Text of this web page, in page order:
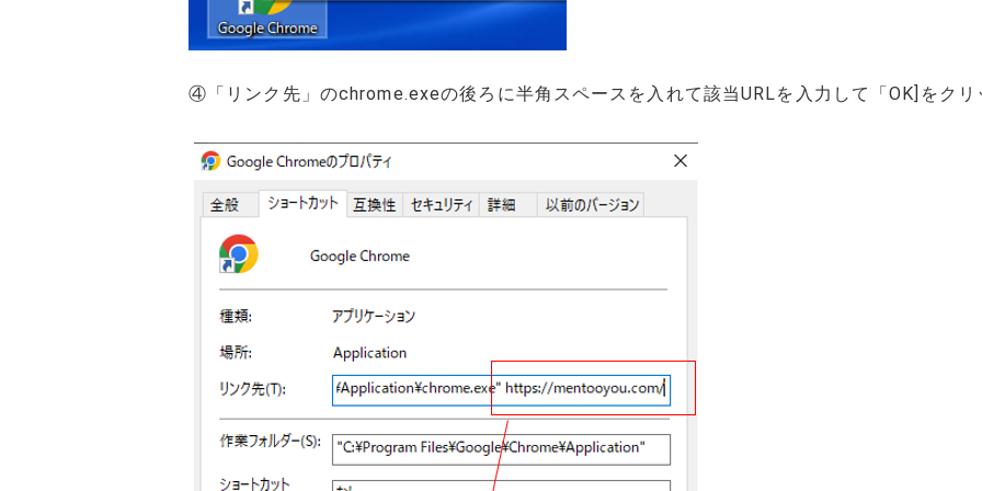
④「リンク先」のchrome.exeの後ろに半角スペースを入れて該当URLを入力して「OK]をクリ